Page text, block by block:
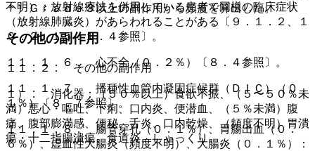
＊）Ｇｒａｄｅ３以上の副作用から頻度を算出した。
その他の副作用
１１．２． その他の副作用
１）． 消化器：（５０％以上）食欲不振、（５〜５０％未
満）悪心・嘔吐、下痢、口内炎、便潜血、（５％未満）腹
痛、腹部膨満感、便秘、舌炎、口内乾燥、（頻度不明）胃潰
瘍・十二指腸潰瘍、食道炎、しゃっくり。
不明）：放射線療法を併用している患者で同様の臨床症状
（放射線肺臓炎）があらわれることがある〔９．１．２、１
０．２、１５．１．４参照〕。
１１．１．６． 心不全（０．２％）〔８．４参照〕。
１１．１．７． 播種性血管内凝固症候群（ＤＩＣ）（０．
１％）〔８．７参照〕。
１１．１．８． 腸管穿孔（０．１％）、胃腸出血（０．
６％）、虚血性大腸炎（頻度不明）、大腸炎（０．１％）：